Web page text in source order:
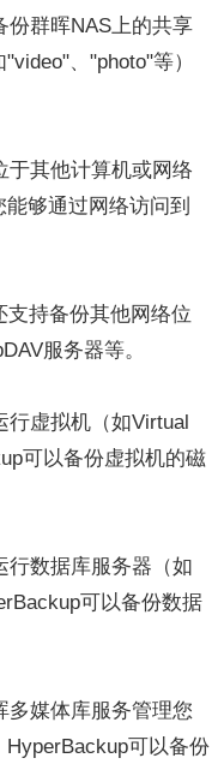
份群晖NAS上的共享
、"photo"等）
于其他计算机或网络
够通过网络访问到
支持备份其他网络位
服务器等。
行虚拟机（如Virtual
可以备份虚拟机的磁
行数据库服务器（如
可以备份数据
多媒体库服务管理您
可以备份